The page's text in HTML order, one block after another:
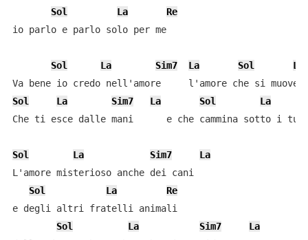
Sol
La
Re
io parlo e parlo solo per me
Sol La Sim7 La Sol La
Sol La Sim7 La Sol
La
Che ti esce dalle mani      e che cammina sotto i
Sol La Sim7
La
L'amore misterioso anche dei cani
Sol
La
Re
e degli altri fratelli animali
Sol
La Sim7
La